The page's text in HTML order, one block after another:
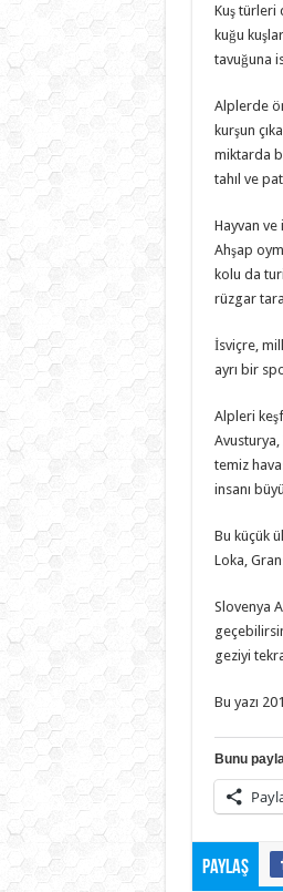
Kuş türleri
kuğu
tavuğuna
Alplerde
kurşun
miktarda
tahıl ve
Hayvan
Ahşap
kolu da
rüzgar
İsviçre,
ayrı bir
Alpleri
Avusturya,
temiz
insanı
Bu küçük
Loka,
Slovenya
geziyi
Bu yazı
Bunu
Paylaş